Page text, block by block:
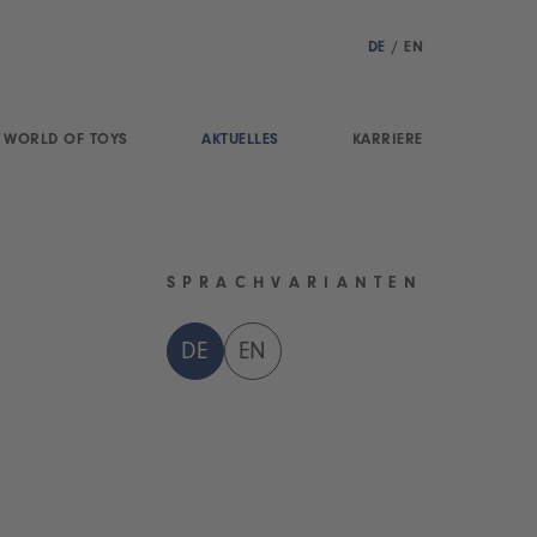
DE / EN
WORLD OF TOYS AKTUELLES KARRIERE
SPRACHVARIANTEN
DE EN